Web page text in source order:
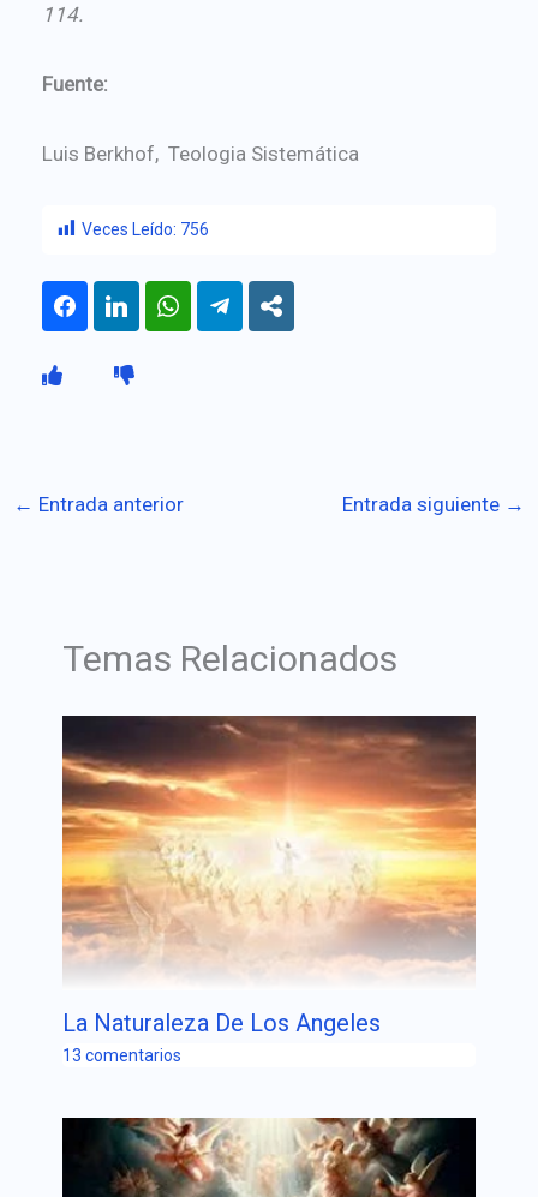
114.
Fuente:
Luis Berkhof, Teologia Sistemática
Veces Leído: 756
← Entrada anterior Entrada siguiente →
Temas Relacionados
La Naturaleza De Los Angeles
13 comentarios